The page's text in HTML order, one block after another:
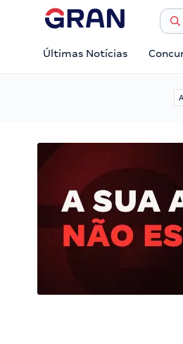
Últimas Notícias